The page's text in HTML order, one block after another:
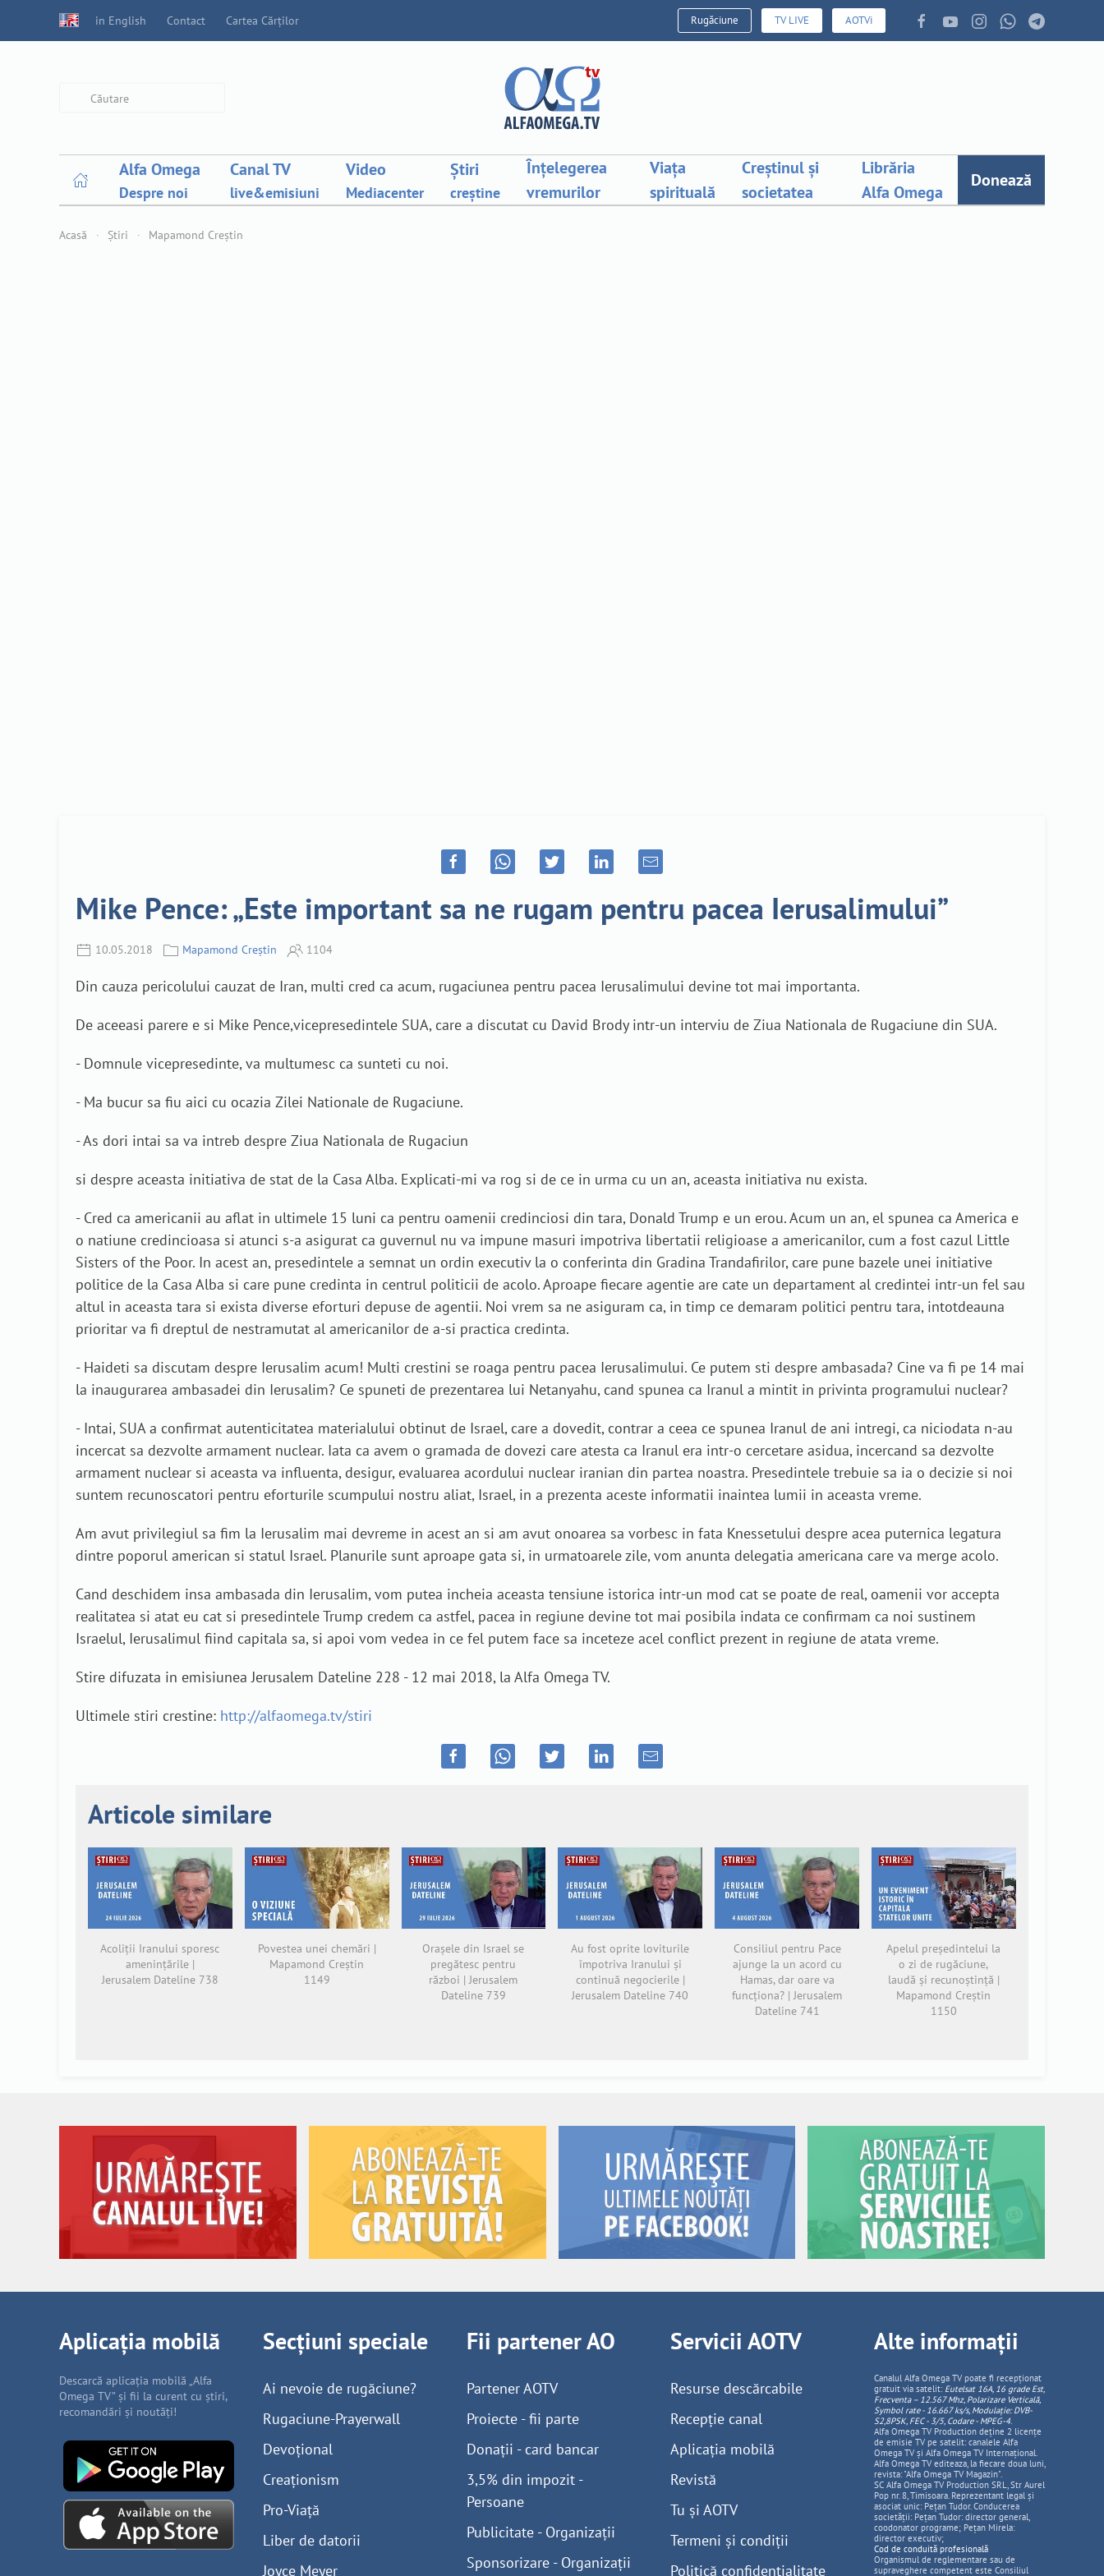
in English Contact Cartea Cărților Rugăciune TV LIVE AOTVi
Alfa Omega
Despre noi
Canal TV
live&emisiuni
Video
Mediacenter
Știri
creștine
Înțelegerea
vremurilor
Viața
spirituală
Creștinul și
societatea
Librăria
Alfa Omega
Donează
Acasă Știri Mapamond Creștin
Mike Pence: „Este important sa ne rugam pentru pacea Ierusalimului”
10.05.2018 Mapamond Creștin 1104
Din cauza pericolului cauzat de Iran, multi cred ca acum, rugaciunea pentru pacea Ierusalimului devine tot mai importanta.
De aceeasi parere e si Mike Pence,vicepresedintele SUA, care a discutat cu David Brody intr-un interviu de Ziua Nationala de Rugaciune din SUA.
- Domnule vicepresedinte, va multumesc ca sunteti cu noi.
- Ma bucur sa fiu aici cu ocazia Zilei Nationale de Rugaciune.
- As dori intai sa va intreb despre Ziua Nationala de Rugaciun
si despre aceasta initiativa de stat de la Casa Alba. Explicati-mi va rog si de ce in urma cu un an, aceasta initiativa nu exista.
- Cred ca americanii au aflat in ultimele 15 luni ca pentru oamenii credinciosi din tara, Donald Trump e un erou. Acum un an, el spunea ca America e
o natiune credincioasa si atunci s-a asigurat ca guvernul nu va impune masuri impotriva libertatii religioase a americanilor, cum a fost cazul Little
Sisters of the Poor. In acest an, presedintele a semnat un ordin executiv la o conferinta din Gradina Trandafirilor, care pune bazele unei initiative
politice de la Casa Alba si care pune credinta in centrul politicii de acolo. Aproape fiecare agentie are cate un departament al credintei intr-un fel sau
altul in aceasta tara si exista diverse eforturi depuse de agentii. Noi vrem sa ne asiguram ca, in timp ce demaram politici pentru tara, intotdeauna
prioritar va fi dreptul de nestramutat al americanilor de a-si practica credinta.
- Haideti sa discutam despre Ierusalim acum! Multi crestini se roaga pentru pacea Ierusalimului. Ce putem sti despre ambasada? Cine va fi pe 14 mai
la inaugurarea ambasadei din Ierusalim? Ce spuneti de prezentarea lui Netanyahu, cand spunea ca Iranul a mintit in privinta programului nuclear?
- Intai, SUA a confirmat autenticitatea materialului obtinut de Israel, care a dovedit, contrar a ceea ce spunea Iranul de ani intregi, ca niciodata n-au
incercat sa dezvolte armament nuclear. Iata ca avem o gramada de dovezi care atesta ca Iranul era intr-o cercetare asidua, incercand sa dezvolte
armament nuclear si aceasta va influenta, desigur, evaluarea acordului nuclear iranian din partea noastra. Presedintele trebuie sa ia o decizie si noi
suntem recunoscatori pentru eforturile scumpului nostru aliat, Israel, in a prezenta aceste informatii inaintea lumii in aceasta vreme.
Am avut privilegiul sa fim la Ierusalim mai devreme in acest an si am avut onoarea sa vorbesc in fata Knessetului despre acea puternica legatura
dintre poporul american si statul Israel. Planurile sunt aproape gata si, in urmatoarele zile, vom anunta delegatia americana care va merge acolo.
Cand deschidem insa ambasada din Ierusalim, vom putea incheia aceasta tensiune istorica intr-un mod cat se poate de real, oamenii vor accepta
realitatea si atat eu cat si presedintele Trump credem ca astfel, pacea in regiune devine tot mai posibila indata ce confirmam ca noi sustinem
Israelul, Ierusalimul fiind capitala sa, si apoi vom vedea in ce fel putem face sa inceteze acel conflict prezent in regiune de atata vreme.
Stire difuzata in emisiunea Jerusalem Dateline 228 - 12 mai 2018, la Alfa Omega TV.
Ultimele stiri crestine: http://alfaomega.tv/stiri
Articole similare
Acoliții Iranului sporesc
amenințările |
Jerusalem Dateline 738
Povestea unei chemări |
Mapamond Creștin
1149
Orașele din Israel se
pregătesc pentru
război | Jerusalem
Dateline 739
Au fost oprite loviturile
împotriva Iranului și
continuă negocierile |
Jerusalem Dateline 740
Consiliul pentru Pace
ajunge la un acord cu
Hamas, dar oare va
funcționa? | Jerusalem
Dateline 741
Apelul președintelui la
o zi de rugăciune,
laudă și recunoștință |
Mapamond Creștin
1150
Aplicația mobilă
Descarcă aplicația mobilă „Alfa
Omega TV” și fii la curent cu știri,
recomandări și noutăți!
Secțiuni speciale
Ai nevoie de rugăciune?
Rugaciune-Prayerwall
Devoțional
Creaționism
Pro-Viață
Liber de datorii
Joyce Meyer
Fii partener AO
Partener AOTV
Proiecte - fii parte
Donații - card bancar
3,5% din impozit -
Persoane
Publicitate - Organizații
Sponsorizare - Organizații
Servicii AOTV
Resurse descărcabile
Recepție canal
Aplicația mobilă
Revistă
Tu și AOTV
Termeni și condiții
Politică confidențialitate
Alte informații
Canalul Alfa Omega TV poate fi recepționat
gratuit via satelit: Eutelsat 16A, 16 grade Est,
Frecventa – 12.567 Mhz, PolarizareVerticală,
Symbol rate - 16.667 ks/s, Modulație: DVB-
S2,8PSK, FEC - 3/5, Codare - MPEG-4.
Alfa Omega TV Production deține 2 licențe
de emisie TV pe satelit: canalele Alfa
Omega TV și Alfa Omega TV Internațional.
Alfa Omega TV editeaza, la fiecare doua luni,
revista: "Alfa Omega TV Magazin".
SC Alfa Omega TV Production SRL, Str Aurel
Pop nr. 8, Timisoara. Reprezentant legal și
asociat unic: Pețan Tudor. Conducerea
societății: Pețan Tudor: director general,
coodonator programe; Pețan Mirela:
director executiv;
Cod de conduită profesională
Organismul de reglementare sau de
supraveghere competent este Consiliul